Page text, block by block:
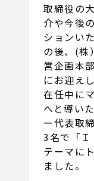
取締役の
介や今後
ションい
の後、(株
営企画本
にお迎え
在任中に
へと導い
ー代表取
3名で「Ｉ
テーマに
ました。